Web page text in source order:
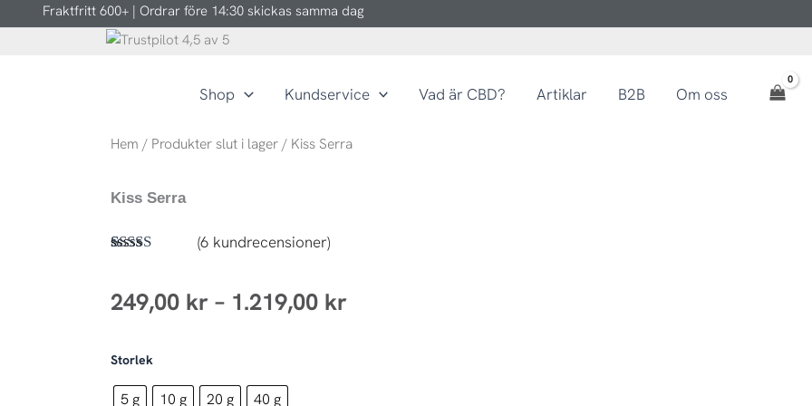
Fraktfritt 600+ | Ordrar före 14:30 skickas samma dag
Shop Kundservice Vad är CBD? Artiklar B2B Om oss
Hem / Produkter slut i lager/ Kiss Serra
Kiss Serra
baserat på
kundrecensioner
(6 kundrecensioner)
249,00 kr – 1.219,00 krPrisintervall:
Storlek
5 g 10 g 20 g 40 g
Kiss
Serra
mängd